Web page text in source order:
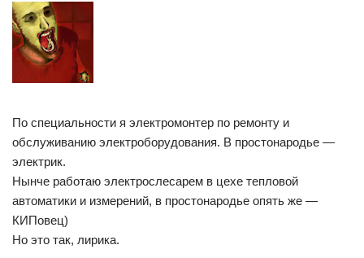
По специальности я электромонтер по ремонту и
обслуживанию электроборудования. В простонародье —
электрик.
Нынче работаю электрослесарем в цехе тепловой
автоматики и измерений, в простонародье опять же —
КИПовец)
Но это так, лирика.